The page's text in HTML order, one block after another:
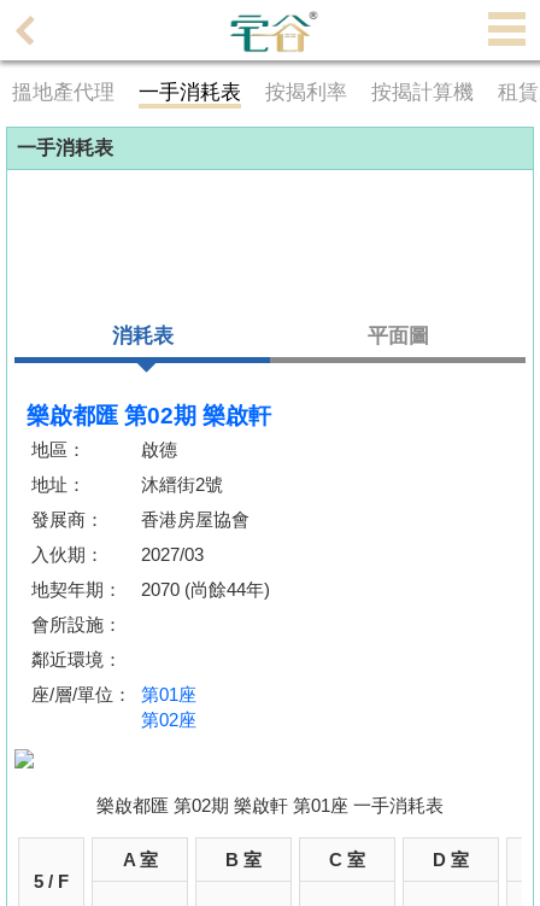
理
主
頁
主
放
盤
宅
谷
按
揭
地
產
博
聞
搵地產代理 一手消耗表 按揭利率 按揭計算機 租
一手消耗表
消耗表 平面圖
樂啟都匯 第02期 樂啟軒
地區：
啟德
地址：
沐縉街2號
發展商：
香港房屋協會
入伙期：
2027/03
地契年期：
2070 (尚餘44年)
會所設施：
鄰近環境：
座/層/單位：
第01座
第02座
樂啟都匯 第02期 樂啟軒 第01座 一手消耗表
5 / F
A 室 B 室 C 室 D 室